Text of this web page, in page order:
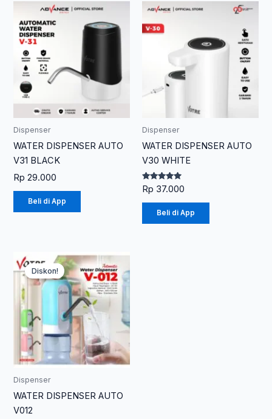
Dispenser
WATER DISPENSER AUTO
V31 BLACK
Rp 29.000
Beli di App
Dispenser
WATER DISPENSER AUTO
V30 WHITE
Dinilai
5.00
dari 5
Rp 37.000
Beli di App
Diskon!
Dispenser
WATER DISPENSER AUTO
V012
Rentang
harga:
Rp 43.700
hingga
Produk
ini
memiliki
beberapa
varian.
Pilihan
ini
dapat
di